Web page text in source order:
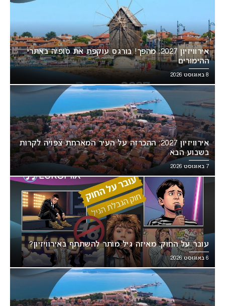
אירוויזיון 2027: מהפך! בורגס עוקפת את סופיה באתרי
ההימורים
8 באוגוסט 2026
אירוויזיון 2027: ההכרזה על העיר המארחת צפויה לקרות
בשבוע הבא
7 באוגוסט 2026
עובר על החוק: מאיזה גיל מותר להשתתף באירוויזיון?
6 באוגוסט 2026